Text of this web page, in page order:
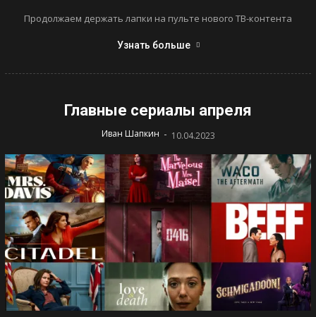
Продолжаем держать лапки на пульте нового ТВ-контента
Узнать больше
Главные сериалы апреля
Иван Шапкин - 10.04.2023